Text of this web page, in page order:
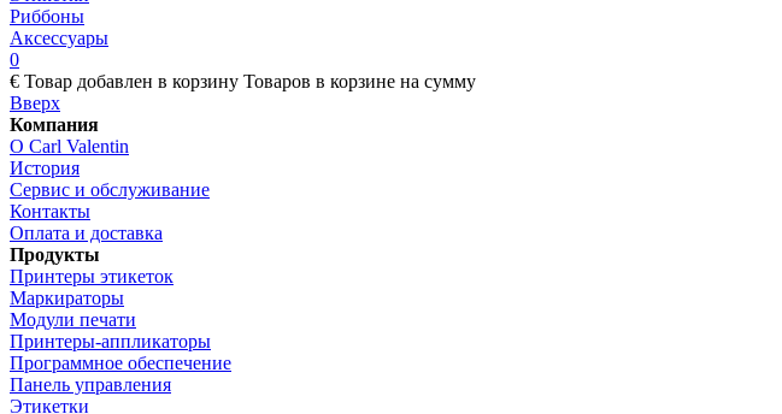
Риббоны
Аксессуары
0
€ Товар добавлен в корзину Товаров в корзине на сумму
Вверх
Компания
О Carl Valentin
История
Сервис и обслуживание
Контакты
Оплата и доставка
Продукты
Принтеры этикеток
Маркираторы
Модули печати
Принтеры-аппликаторы
Программное обеспечение
Панель управления
Этикетки